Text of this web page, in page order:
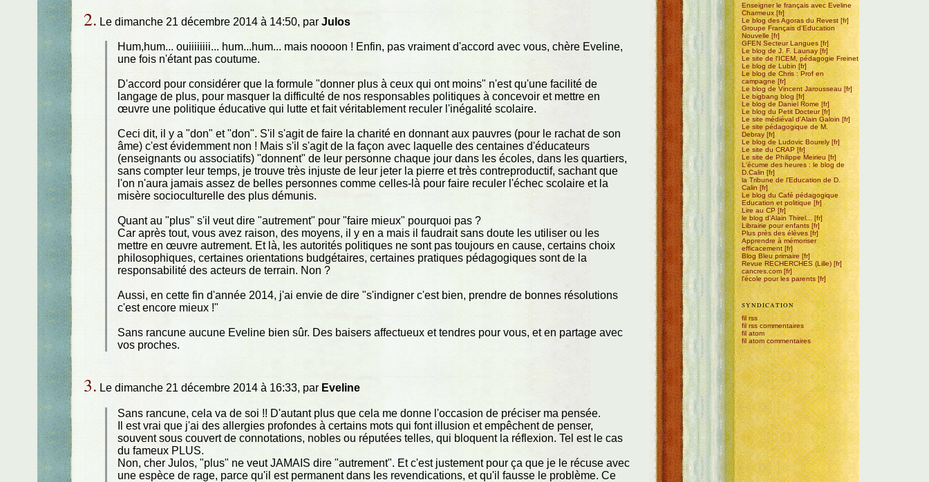
2. Le dimanche 21 décembre 2014 à 14:50, par Julos
Hum,hum... ouiiiiiiii... hum...hum... mais noooon ! Enfin, pas vraiment d'accord avec vous, chère Eveline,
une fois n'étant pas coutume.
D'accord pour considérer que la formule "donner plus à ceux qui ont moins" n'est qu'une facilité de
langage de plus, pour masquer la difficulté de nos responsables politiques à concevoir et mettre en
œuvre une politique éducative qui lutte et fait véritablement reculer l'inégalité scolaire.
Ceci dit, il y a "don" et "don". S'il s'agit de faire la charité en donnant aux pauvres (pour le rachat de son
âme) c'est évidemment non ! Mais s'il s'agit de la façon avec laquelle des centaines d'éducateurs
(enseignants ou associatifs) "donnent" de leur personne chaque jour dans les écoles, dans les quartiers,
sans compter leur temps, je trouve très injuste de leur jeter la pierre et très contreproductif, sachant que
l'on n'aura jamais assez de belles personnes comme celles-là pour faire reculer l'échec scolaire et la
misère socioculturelle des plus démunis.
Quant au "plus" s'il veut dire "autrement" pour "faire mieux" pourquoi pas ?
Car après tout, vous avez raison, des moyens, il y en a mais il faudrait sans doute les utiliser ou les
mettre en œuvre autrement. Et là, les autorités politiques ne sont pas toujours en cause, certains choix
philosophiques, certaines orientations budgétaires, certaines pratiques pédagogiques sont de la
responsabilité des acteurs de terrain. Non ?
Aussi, en cette fin d'année 2014, j'ai envie de dire "s'indigner c'est bien, prendre de bonnes résolutions
c'est encore mieux !"
Sans rancune aucune Eveline bien sûr. Des baisers affectueux et tendres pour vous, et en partage avec
vos proches.
3. Le dimanche 21 décembre 2014 à 16:33, par Eveline
Sans rancune, cela va de soi !! D'autant plus que cela me donne l'occasion de préciser ma pensée.
Il est vrai que j'ai des allergies profondes à certains mots qui font illusion et empêchent de penser,
souvent sous couvert de connotations, nobles ou réputées telles, qui bloquent la réflexion. Tel est le cas
du fameux PLUS.
Non, cher Julos, "plus" ne veut JAMAIS dire "autrement". Et c'est justement pour ça que je le récuse avec
une espèce de rage, parce qu'il est permanent dans les revendications, et qu'il fausse le problème. Ce
Enseigner le français avec Eveline
Charmeux
Le blog des Agoras du Revest
Groupe Français d'Education
Nouvelle
GFEN Secteur Langues
Le blog de J. F. Launay
Le site de l'ICEM, pédagogie Freinet
Le blog de Lubin
Le blog de Chris : Prof en
campagne
Le blog de Vincent Jarousseau
Le bigbang blog
Le blog de Daniel Rome
Le blog du Petit Docteur
Le site médiéval d'Alain Galoin
Le site pédagogique de M.
Debray
Le blog de Ludovic Bourely
Le site du CRAP
Le site de Philippe Meirieu
L'écume des heures : le blog de
D.Calin
la Tribune de l'Education de D.
Calin
Le blog du Café pédagogique
Education et politique
Lire au CP
le blog d'Alain Thirel...
Librairie pour enfants
Plus près des élèves
Apprendre à mémoriser
efficacement
Blog Bleu primaire
Revue RECHERCHES (Lille)
cancres.com
l'école pour les parents
SYNDICATION
fil rss
fil rss commentaires
fil atom
fil atom commentaires